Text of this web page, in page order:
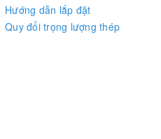
Hướng dẫn lắp đặt
Quy đổi trọng lượng thép